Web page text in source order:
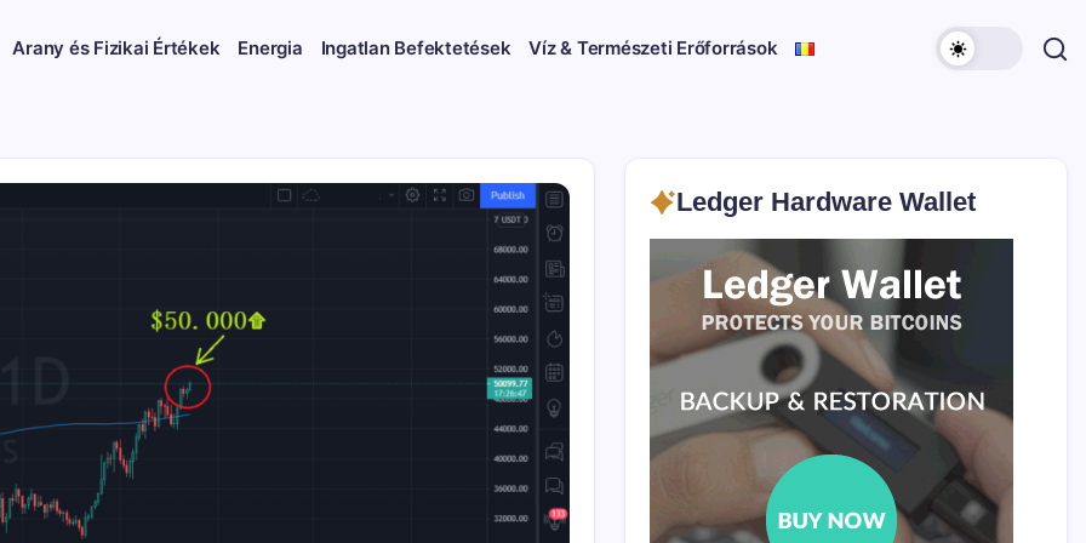
Arany és Fizikai Értékek Energia Ingatlan Befektetések Víz & Természeti Erőforrások
Ledger Hardware Wallet